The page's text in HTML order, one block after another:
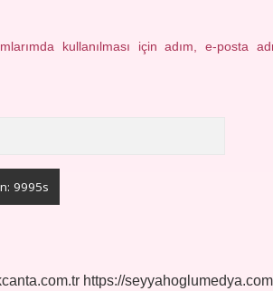
kullanılması için adım, e-posta
https://